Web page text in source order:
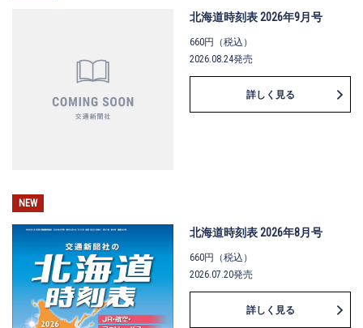
北海道時刻表 2026年9月号
660円（税込）
2026.08.24発売
詳しく見る
NEW
北海道時刻表 2026年8月号
660円（税込）
2026.07.20発売
詳しく見る